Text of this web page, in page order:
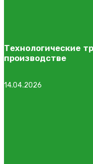
Технологические
производстве
14.04.2026